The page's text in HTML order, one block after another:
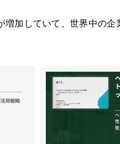
加していて、世界中の企